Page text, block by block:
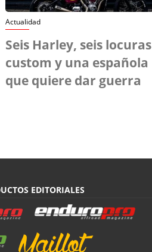
Actualidad
Seis Harley, seis locuras
custom y una española
que quiere dar guerra
EDITORIALES